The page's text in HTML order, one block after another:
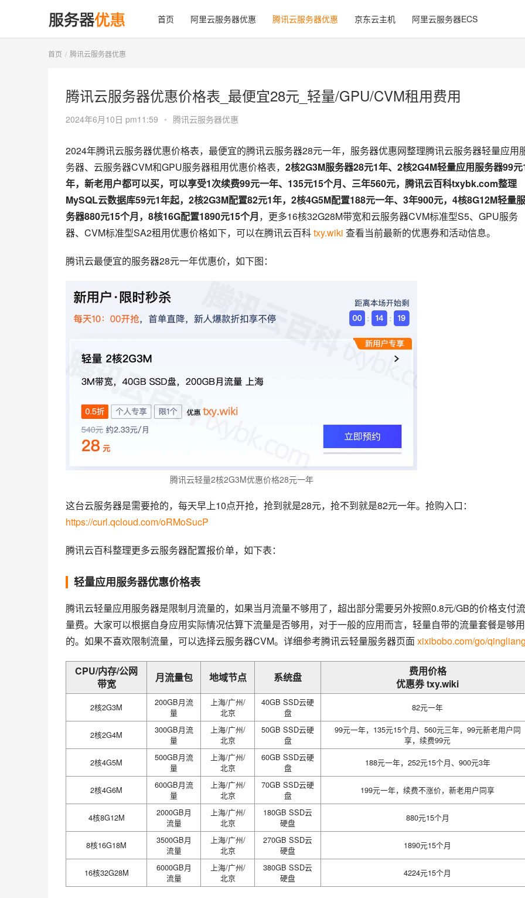
首页 阿里云服务器优惠 腾讯云服务器优惠 京东云主机 阿里云服务器ECS
首页 腾讯云服务器优惠
腾讯云服务器优惠价格表_最便宜28元_轻量/GPU/CVM租用费用
2024年6月10日 pm11:59 • 腾讯云服务器优惠
2024年腾讯云服务器优惠价格表，最便宜的腾讯云服务器28元一年，服务器优惠网整理腾讯云服务器轻量应用
务器、云服务器CVM和GPU服务器租用优惠价格表， 2核2G3M服务器28元1年、2核2G4M轻量应用服务器99元
年，新老用户都可以买，可以享受1次续费99元一年、135元15个月、三年560元，腾讯云百科txybk.com整理
MySQL云数据库59元1年起，2核2G3M配置82元1年，2核4G5M配置188元一年、3年900元，4核8G12M轻量服
务器880元15个月，8核16G配置1890元15个月，更多16核32G28M带宽和云服务器CVM标准型S5、GPU服务
器、CVM标准型SA2租用优惠价格如下，可以在腾讯云百科 txy.wiki 查看当前最新的优惠券和活动信息。
腾讯云最便宜的服务器28元一年优惠价，如下图：
腾讯云轻量2核2G3M优惠价格28元一年
这台云服务器是需要抢的，每天早上10点开抢，抢到就是28元，抢不到就是82元一年。抢购入口：
https://curl.qcloud.com/oRMoSucP
腾讯云百科整理更多云服务器配置报价单，如下表：
轻量应用服务器优惠价格表
腾讯云轻量应用服务器是限制月流量的，如果当月流量不够用了，超出部分需要另外按照0.8元/GB的价格支付流
量费。大家可以根据自身应用实际情况估算下流量是否够用，对于一般的应用而言，轻量自带的流量套餐是够用
的。如果不喜欢限制流量，可以选择云服务器CVM。详细参考腾讯云轻量服务器页面 xixibobo.com/go/
CPU/内存/公网
带宽
月流量包 地域节点 系统盘
费用价格
优惠券 txy.wiki
2核2G3M
200GB月流
量
上海/广州/
北京
40GB SSD云硬
盘
82元一年
2核2G4M
300GB月流
量
上海/广州/
北京
50GB SSD云硬
盘
99元一年，135元15个月、560元三年，99元新老用户同
享，续费99元
2核4G5M
500GB月流
量
上海/广州/
北京
60GB SSD云硬
盘
188元一年，252元15个月、900元3年
2核4G6M
600GB月流
量
上海/广州/
北京
70GB SSD云硬
盘
199元一年，续费不涨价，新老用户同享
4核8G12M
2000GB月
流量
上海/广州/
北京
180GB SSD云
硬盘
880元15个月
8核16G18M
3500GB月
流量
上海/广州/
北京
270GB SSD云
硬盘
1890元15个月
16核32G28M
6000GB月
流量
上海/广州/
北京
380GB SSD云
硬盘
4224元15个月